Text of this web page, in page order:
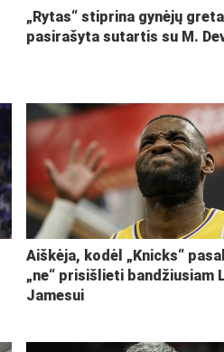
„Rytas“ stiprina gynėjų
pasirašyta sutartis su M.
Aiškėja, kodėl „Knicks“
„ne“ prisišlieti bandžiusiam
Jamesui